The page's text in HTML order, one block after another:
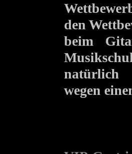
den
beim
wegen